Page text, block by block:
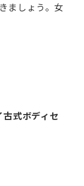
ましょう。女
古式ボディセ